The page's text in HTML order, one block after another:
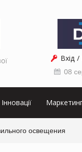
Вхід
08
Інновації
освещения